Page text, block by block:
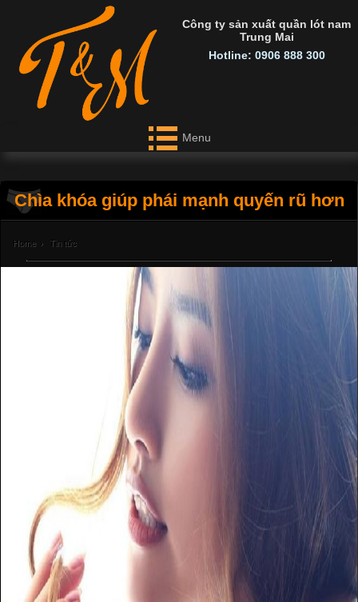
Công ty sản xuất quần lót nam
Trung Mai
Hotline: 0906 888 300
Menu
Chìa khóa giúp phái mạnh quyến rũ hơn
Home › Tin tức